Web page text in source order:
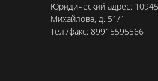
Юридический адрес:
Михайлова, д. 51/1
Тел./факс: 89915595566